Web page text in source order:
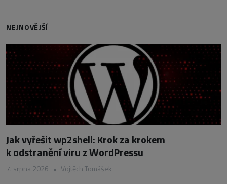
NEJNOVĚJŠÍ
Jak vyřešit wp2shell: Krok za krokem
k odstranění viru z WordPressu
7. srpna 2026 • Vojtěch Tomášek